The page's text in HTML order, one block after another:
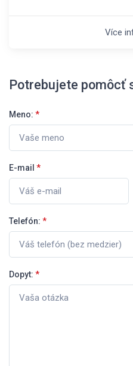
Více
Potrebujete pomôcť
Meno: *
E-mail *
Telefón: *
Dopyt: *